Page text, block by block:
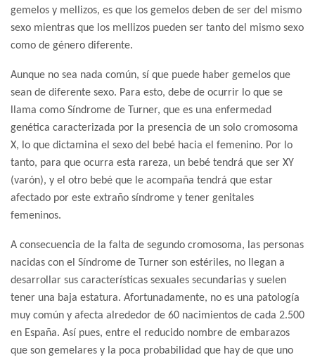
gemelos y mellizos, es que los gemelos deben de ser del mismo
sexo mientras que los mellizos pueden ser tanto del mismo sexo
como de género diferente.
Aunque no sea nada común, sí que puede haber gemelos que
sean de diferente sexo. Para esto, debe de ocurrir lo que se
llama como Síndrome de Turner, que es una enfermedad
genética caracterizada por la presencia de un solo cromosoma
X, lo que dictamina el sexo del bebé hacia el femenino. Por lo
tanto, para que ocurra esta rareza, un bebé tendrá que ser XY
(varón), y el otro bebé que le acompaña tendrá que estar
afectado por este extraño síndrome y tener genitales
femeninos.
A consecuencia de la falta de segundo cromosoma, las personas
nacidas con el Síndrome de Turner son estériles, no llegan a
desarrollar sus características sexuales secundarias y suelen
tener una baja estatura. Afortunadamente, no es una patología
muy común y afecta alrededor de 60 nacimientos de cada 2.500
en España. Así pues, entre el reducido nombre de embarazos
que son gemelares y la poca probabilidad que hay de que uno